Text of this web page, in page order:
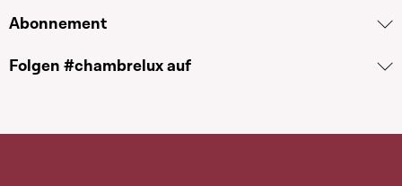
Abonnement
Folgen #chambrelux auf